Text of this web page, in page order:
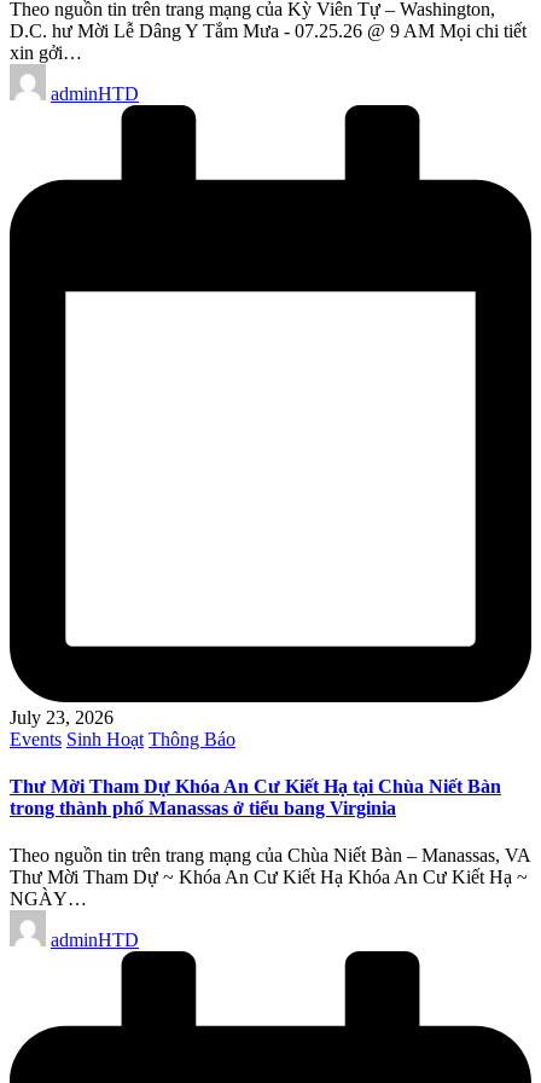
Theo nguồn tin trên trang mạng của Kỳ Viên Tự – Washington,
D.C. hư Mời Lễ Dâng Y Tắm Mưa - 07.25.26 @ 9 AM Mọi chi tiết
xin gởi…
Posted
by
adminHTD
July 23, 2026
Posted
Events Sinh Hoạt Thông Báo
Thư Mời Tham Dự Khóa An Cư Kiết Hạ tại Chùa Niết Bàn
trong thành phố Manassas ở tiểu bang Virginia
Theo nguồn tin trên trang mạng của Chùa Niết Bàn – Manassas, VA
Thư Mời Tham Dự ~ Khóa An Cư Kiết Hạ Khóa An Cư Kiết Hạ ~
NGÀY…
Posted
by
adminHTD